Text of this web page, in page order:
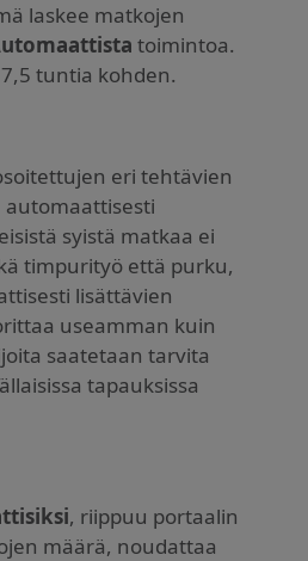
laskee matkojen
toimintoa.
tuntia kohden.
eri tehtävien
syistä matkaa ei
timpurityö että purku,
lisättävien
useamman kuin
saatetaan tarvita
tapauksissa
, riippuu portaalin
määrä, noudattaa